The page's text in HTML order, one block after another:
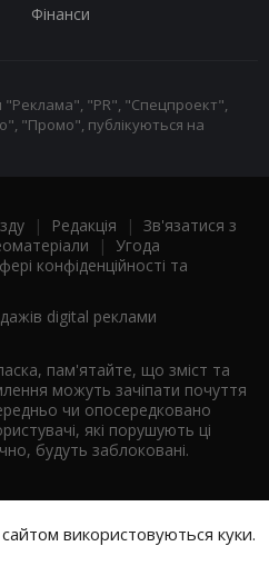
Фінанси
"Реклама", "PR", "Спецпроект",
"Промо", публікуються на
| Редакція | Зв'язатися з
| Угода
конфіденційності та
digital реклами
пам'ятайте, що зміст та
можуть зачіпати почуття
чи опосередковано
які порушують ці
будуть заблоковані.
використовуються куки.